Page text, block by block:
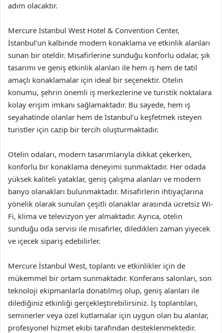
adım olacaktır.
Mercure İstanbul West Hotel & Convention Center,
İstanbul’un kalbinde modern konaklama ve etkinlik alanları
sunan bir oteldir. Misafirlerine sunduğu konforlu odalar, şık
tasarımı ve geniş etkinlik alanları ile hem iş hem de tatil
amaçlı konaklamalar için ideal bir seçenektir. Otelin
konumu, şehrin önemli iş merkezlerine ve turistik noktalara
kolay erişim imkanı sağlamaktadır. Bu sayede, hem iş
seyahatinde olanlar hem de İstanbul’u keşfetmek isteyen
turistler için cazip bir tercih oluşturmaktadır.
Otelin odaları, modern tasarımlarıyla dikkat çekerken,
konforlu bir konaklama deneyimi sunmaktadır. Her odada
yüksek kaliteli yataklar, geniş çalışma alanları ve modern
banyo olanakları bulunmaktadır. Misafirlerin ihtiyaçlarına
yönelik olarak sunulan çeşitli olanaklar arasında ücretsiz Wi-
Fi, klima ve televizyon yer almaktadır. Ayrıca, otelin
sunduğu oda servisi ile misafirler, diledikleri zaman yiyecek
ve içecek sipariş edebilirler.
Mercure İstanbul West, toplantı ve etkinlikler için de
mükemmel bir ortam sunmaktadır. Konferans salonları, son
teknoloji ekipmanlarla donatılmış olup, geniş alanları ile
dilediğiniz etkinliği gerçekleştirebilirsiniz. İş toplantıları,
seminerler veya özel kutlamalar için uygun olan bu alanlar,
profesyonel hizmet ekibi tarafından desteklenmektedir.